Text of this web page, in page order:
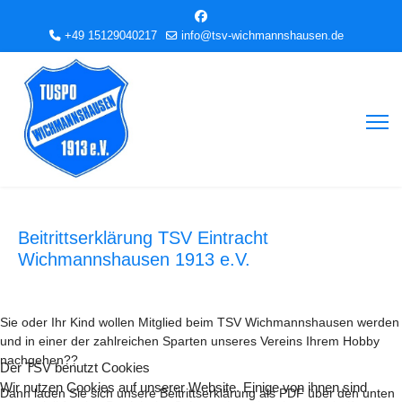
+49 15129040217 info@tsv-wichmannshausen.de
Beitrittserklärung TSV Eintracht
Wichmannshausen 1913 e.V.
Sie oder Ihr Kind wollen Mitglied beim TSV Wichmannshausen werden
und in einer der zahlreichen Sparten unseres Vereins Ihrem Hobby
nachgehen??
Dann laden Sie sich unsere Beitrittserklärung als PDF über den unten
Der TSV benutzt Cookies
Wir nutzen Cookies auf unserer Website. Einige von ihnen sind